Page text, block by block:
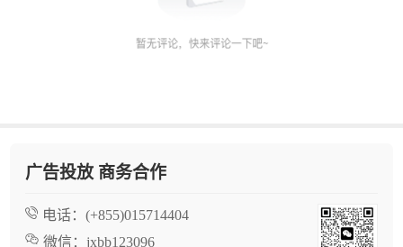
广告投放 商务合作
电话： (+855)015714404
微信： jxbb123096